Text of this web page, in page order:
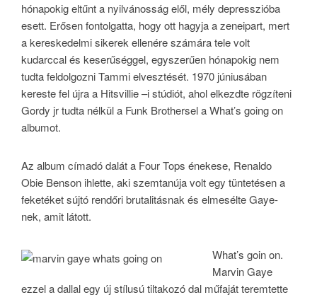
hónapokig eltűnt a nyilvánosság elől, mély depresszióba
esett. Erősen fontolgatta, hogy ott hagyja a zeneipart, mert
a kereskedelmi sikerek ellenére számára tele volt
kudarccal és keserűséggel, egyszerűen hónapokig nem
tudta feldolgozni Tammi elvesztését. 1970 júniusában
kereste fel újra a Hitsvillie –i stúdiót, ahol elkezdte rögzíteni
Gordy jr tudta nélkül a Funk Brothersel a What’s going on
albumot.
Az album címadó dalát a Four Tops énekese, Renaldo
Obie Benson ihlette, aki szemtanúja volt egy tüntetésen a
feketéket sújtó rendőri brutalitásnak és elmesélte Gaye-
nek, amit látott.
What’s goin on.
Marvin Gaye
ezzel a dallal egy új stílusú tiltakozó dal műfaját teremtette